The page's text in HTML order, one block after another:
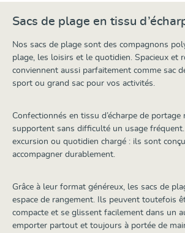
Sacs de plage en tissu
Nos sacs de plage sont des compagnons
plage, les loisirs et le quotidien. Spacieux et
conviennent aussi parfaitement comme sac
sport ou grand sac pour vos activités.
Confectionnés en tissu d’écharpe de portage
supportent sans difficulté un usage fréquent.
excursion ou quotidien chargé : ils sont
accompagner durablement.
Grâce à leur format généreux, les sacs de
espace de rangement. Ils peuvent toutefois
compacte et se glissent facilement dans un
emporter partout et toujours à portée de